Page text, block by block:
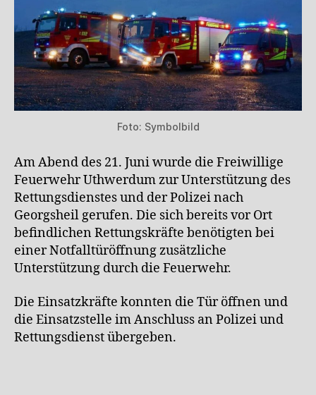
Foto: Symbolbild
Am Abend des 21. Juni wurde die Freiwillige
Feuerwehr Uthwerdum zur Unterstützung des
Rettungsdienstes und der Polizei nach
Georgsheil gerufen. Die sich bereits vor Ort
befindlichen Rettungskräfte benötigten bei
einer Notfalltüröffnung zusätzliche
Unterstützung durch die Feuerwehr.
Die Einsatzkräfte konnten die Tür öffnen und
die Einsatzstelle im Anschluss an Polizei und
Rettungsdienst übergeben.